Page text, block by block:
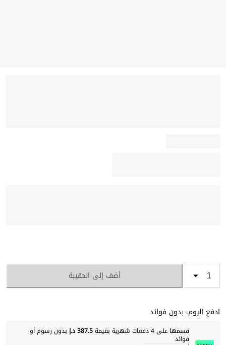
أضف إلى الحقيبة
ادفع اليوم. بدون فوائد
قسمها على 4 دفعات شهرية بقيمة 387.5 د.إ بدون رسوم أو
فوائد